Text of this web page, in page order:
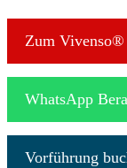
Zum Vivenso®
WhatsApp
Vorführung